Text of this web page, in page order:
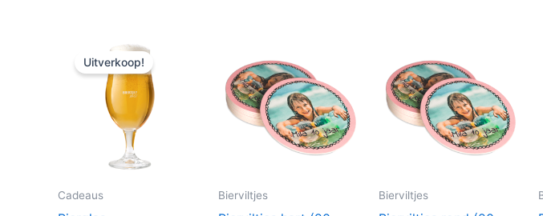
Uitverkoop!
Cadeaus Bierviltjes Bierviltjes